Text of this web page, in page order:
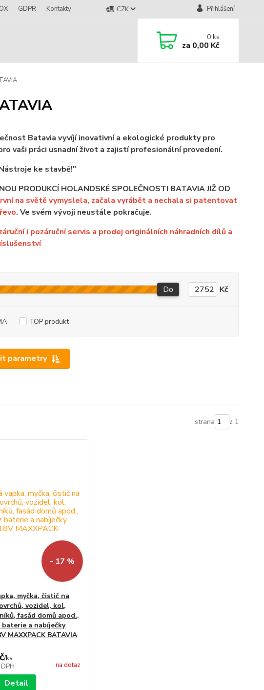
GDPR Kontakty CZK Přihlášení
0ks
za 0,00 Kč
Batavia vyvíjí inovativní a ekologické produkty pro
vaši práci usnadní život a zajistí profesionální provedení.
ke stavbě!"
PRODUKCÍ HOLANDSKÉ SPOLEČNOSTI BATAVIA JIŽ OD
na světě vymyslela, začala vyrábět a nechala si patentovat
. Ve svém vývoji neustále pokračuje.
i pozáruční servis a prodej originálních náhradních dílů a
parametry
Do Kč
TOP produkt
strana z 1
- 17 %
myčka, čistič na
vozidel, kol,
fasád domů apod.,
baterie a nabíječky
MAXXPACK BATAVIA
/ks
na dotaz
Detail